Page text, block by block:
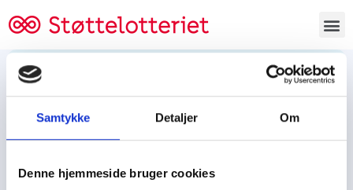
Samtykke Detaljer Om
Denne hjemmeside bruger cookies
Tjen penge og støt
Tjen penge til: